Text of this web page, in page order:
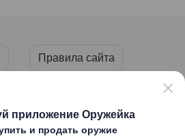
Правила сайта
приложение Оружейка
и продать оружие